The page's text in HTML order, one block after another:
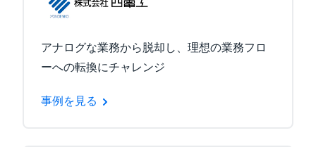
アナログな業務から脱却し、理想の業務フロ
ーへの転換にチャレンジ
事例を見る